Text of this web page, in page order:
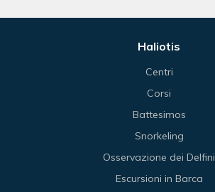
Haliotis
Centri
Corsi
Battesimos
Snorkeling
Osservazione dei Delfini
Escursioni in Barca